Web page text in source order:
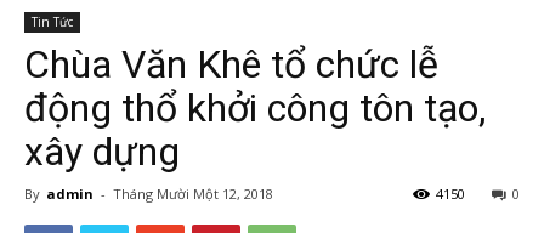
Thắng
Tin Tức
Chùa Văn Khê tổ chức lễ
động thổ khởi công tôn tạo,
xây dựng
By admin - Tháng Mười Một 12, 2018 0
4150